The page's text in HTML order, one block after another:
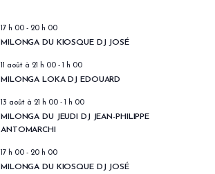
17 h 00 - 20 h 00
MILONGA DU KIOSQUE DJ JOSÉ
11 août à 21 h 00 - 1 h 00
MILONGA LOKA DJ EDOUARD
13 août à 21 h 00 - 1 h 00
MILONGA DU JEUDI DJ JEAN-PHILIPPE
ANTOMARCHI
17 h 00 - 20 h 00
MILONGA DU KIOSQUE DJ JOSÉ